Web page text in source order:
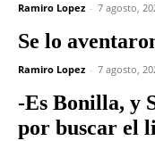
Ramiro Lopez - 7 agosto,
Se lo
Ramiro Lopez - 7 agosto,
-Es Bonilla, y
por buscar el